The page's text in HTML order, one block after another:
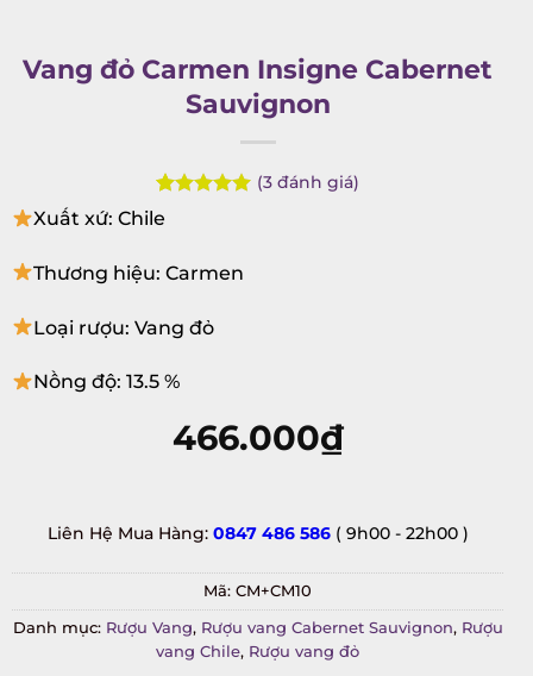
Vang đỏ Carmen Insigne Cabernet
Sauvignon
Rated
out of 5
3
customer
(3đánh giá)
Xuất xứ: Chile
Thương hiệu: Carmen
Loại rượu: Vang đỏ
Nồng độ: 13.5 %
466.000₫
Liên Hệ Mua Hàng: 0847 486 586 ( 9h00 - 22h00 )
Mã: CM+CM10
Danh mục: Rượu Vang, Rượu vang Cabernet Sauvignon, Rượu
vang Chile, Rượu vang đỏ